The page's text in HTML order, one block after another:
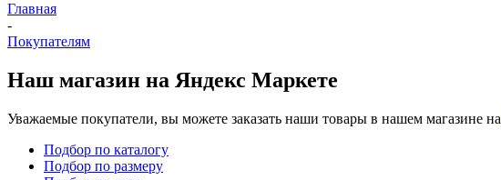
Главная
-
Покупателям
Наш магазин на Яндекс Маркете
Уважаемые покупатели, вы можете заказать наши товары в нашем магазине на
Подбор по каталогу
Подбор по размеру